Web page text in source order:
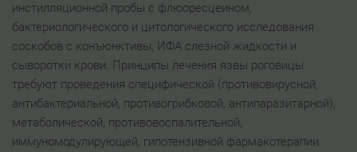
инстилляционной пробы с флюоресцеином,
бактериологического и цитологического исследования
соскобов с конъюнктивы, ИФА слезной жидкости и
сыворотки крови. Принципы лечения язвы роговицы
требуют проведения специфической (противовирусной,
антибактериальной, противогрибковой, антипаразитарной),
метаболической, противовоспалительной,
иммуномодулирующей, гипотензивной фармакотерапии.